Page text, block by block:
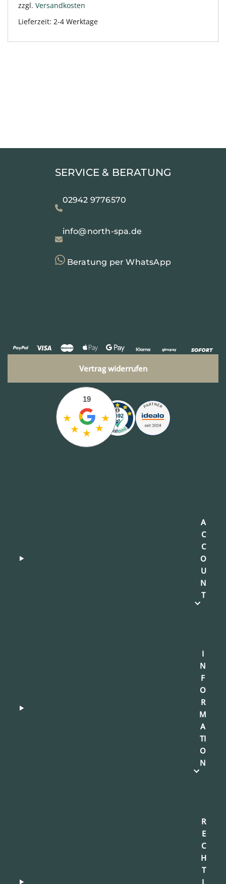
zzgl. Versandkosten
Lieferzeit: 2-4 Werktage
SERVICE & BERATUNG
02942 9776570
info@north-spa.de
Beratung per WhatsApp
Vertrag widerrufen
★
★ ★ ★
★
19
A
C
C
O
U
N
T
I
N
F
O
R
M
A
TI
O
N
R
E
C
H
T
L